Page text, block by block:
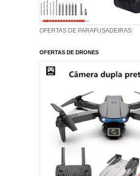
OFERTAS DE PARAFUSADEIRAS
OFERTAS DE DRONES